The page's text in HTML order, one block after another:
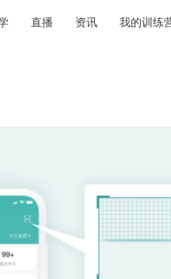
直播 资讯 我的训练